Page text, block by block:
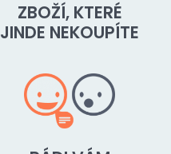
ZBOŽÍ, KTERÉ
JINDE NEKOUPÍTE